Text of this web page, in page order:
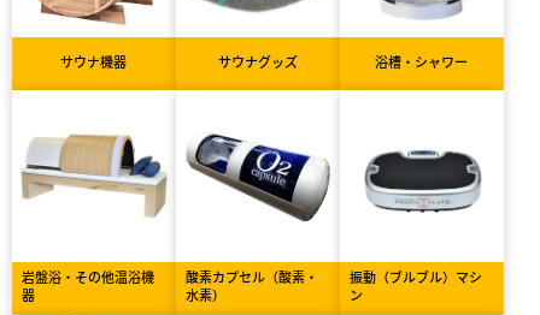
サウナ機器 サウナグッズ 浴槽・シャワー
岩盤浴・その他温浴機
器
酸素カプセル（酸素・
水素）
振動（ブルブル）マシ
ン